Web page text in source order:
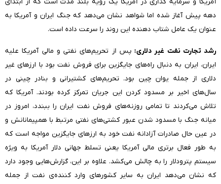
دهه پیش آغاز شده اما شواهد نشان می‌دهد که جنگ ایران و آمریکا به
عنوان یک عامل شتاب ‌دهنده این روند را سرعت داده است.
رشد تجارت نفت غیر دلاری: پس از تحریم‌های نفتی و مالی آمریکا علیه
ایران، ایران به دنبال راه‌های جایگزین برای فروش نفت بود با ارز‌های غیر
دلاری از جمله یوان چین بود. تحریم‌های کشتیرانی و بنادر چینی در
سال‌های اخیر بر مسدود کردن این جریان تمرکز کرده بودند. آمریکا که
تلاش می‌کردند تا تمامی روزنه‌های فروش نفت ایران را ببندد، امروز در
میانه جنگ با مسدود شدن عبور کشتی‌های نفتی مرتبط با همپیمانانش و
در عین حال صادرات آزادانه نفت خود به ارزهای جایگزین مواجه است که
به طور فعال برتری مالی آمریکا یعنی تسلط جهانی دلار آمریکا به ویژه
سیستم پترودلار را به چالش می‌کشد. علاوه بر این، گزارش‌هایی وجود دارد
که نشان می‌دهد ایران به سایر کشورهای وارد کننده‌ی نفت از جمله